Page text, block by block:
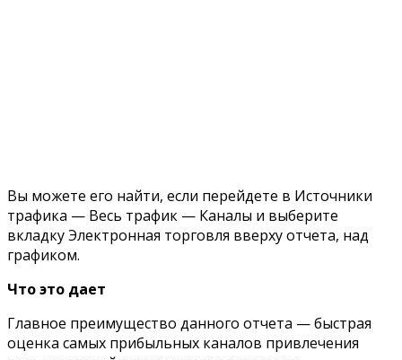
Вы можете его найти, если перейдете в Источники
трафика — Весь трафик — Каналы и выберите
вкладку Электронная торговля вверху отчета, над
графиком.
Что это дает
Главное преимущество данного отчета — быстрая
оценка самых прибыльных каналов привлечения